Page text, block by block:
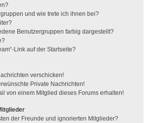
und wie trete ich ihnen bei?
Benutzergruppen farbig dargestellt?
Link auf der Startseite?
verschicken!
Private Nachrichten!
von einem Mitglied dieses Forums erhalten!
der Freunde und ignorierten Mitglieder?